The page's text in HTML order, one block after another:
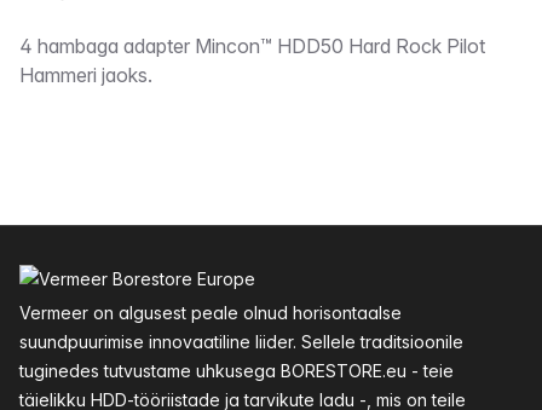
Kirjeldus
4 hambaga adapter Mincon™ HDD50 Hard Rock Pilot
Hammeri jaoks.
Vermeer on algusest peale olnud horisontaalse
suundpuurimise innovaatiline liider. Sellele traditsioonile
tuginedes tutvustame uhkusega BORESTORE.eu - teie
täielikku HDD-tööriistade ja tarvikute ladu -, mis on teile